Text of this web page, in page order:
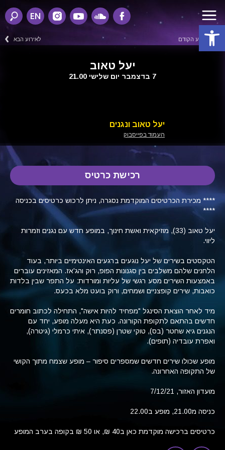
פתח סרגל נגישות
EN
לאירוע הקודם לאירוע הבא
יעל טאוב
7 בדצמבר יום שלישי 21.00
יעל טאוב ונגנים
העמוד בפייסבוק
רכישת כרטיס
**** מכירת הכרטיסים המוקדמת נסגרה, ניתן לרכוש כרטיסים בכניסה
****
יעל טאוב (33), מוזיקאית ואשת חינוך, במופע חדש עם נגנים וזמרות
ליווי.
הטקסטים בשירים של יעל נוגעים ברגעים האינטימיים ביותר, בעוד
הלחנים שלהם משלבים בין סגנונות הפופ, רוק והג'אז. המאזינים עוברים
באמצעות השירים מסע רגשי של עליות ומורדות: על התפר שבין בלדות
כואבות, שירים קופצניים ושמחים, ורוק בועט מלא בכעס.
מיד לאחר הוצאת הסינגל "מפחיד להיות אישה", התחילה לכתוב חומרים
חדשים בהתאם לתקופת הקורונה. כעת היא מעלה מופע, יחד עם
הנגנים גיא שחטר (בס), טוקי שטרן (פסנתר), איתי כרמלי (גיטרה),
ואפרת עובדיה (תופים).
מופע שכולו שירים חדשים שמספרים סיפור – מופע שצמח מתוך הקושי
של התקופה האחרונה.
מועדון האזור, 7/12/21
כניסה מ21.00, מופע ב22.00
כרטיסים ברכישה מוקדמת כאן ב40 ₪, או 50 ₪ בקופה בערב המופע